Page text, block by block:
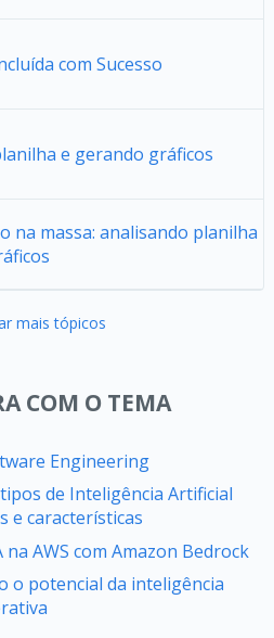
com Sucesso
e gerando gráficos
na massa: analisando planilha
mais tópicos
COM O TEMA
Engineering
de Inteligência Artificial
e características
na AWS com Amazon Bedrock
o potencial da inteligência